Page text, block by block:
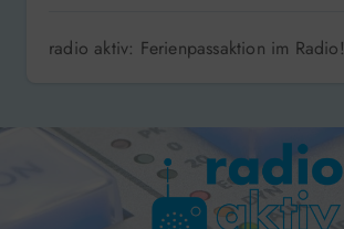
radio aktiv: Ferienpassaktion im Radio!